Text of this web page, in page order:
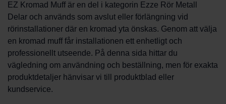
EZ Kromad Muff är en del i kategorin Ezze Rör Metall
Delar och används som avslut eller förlängning vid
rörinstallationer där en kromad yta önskas. Genom att välja
en kromad muff får installationen ett enhetligt och
professionellt utseende. På denna sida hittar du
vägledning om användning och beställning, men för exakta
produktdetaljer hänvisar vi till produktblad eller
kundservice.